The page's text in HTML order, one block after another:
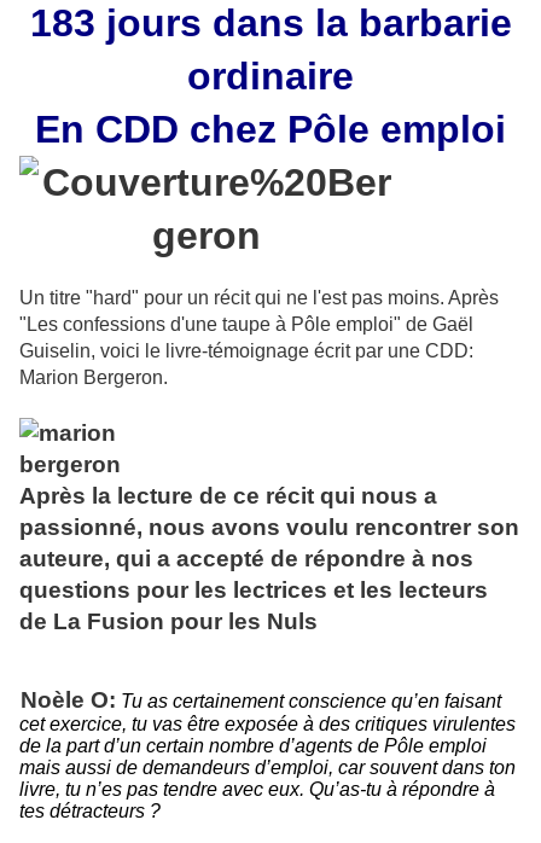
183 jours dans la barbarie
ordinaire
En CDD chez Pôle emploi
Un titre "hard" pour un récit qui ne l'est pas moins. Après
"Les confessions d'une taupe à Pôle emploi" de Gaël
Guiselin, voici le livre-témoignage écrit par une CDD:
Marion Bergeron.
Après la lecture de ce récit qui nous a
passionné, nous avons voulu rencontrer son
auteure, qui a accepté de répondre à nos
questions pour les lectrices et les lecteurs
de La Fusion pour les Nuls
Noèle O: Tu as certainement conscience qu’en faisant
cet exercice, tu vas être exposée à des critiques virulentes
de la part d’un certain nombre d’agents de Pôle emploi
mais aussi de demandeurs d’emploi, car souvent dans ton
livre, tu n’es pas tendre avec eux. Qu’as-tu à répondre à
tes détracteurs ?